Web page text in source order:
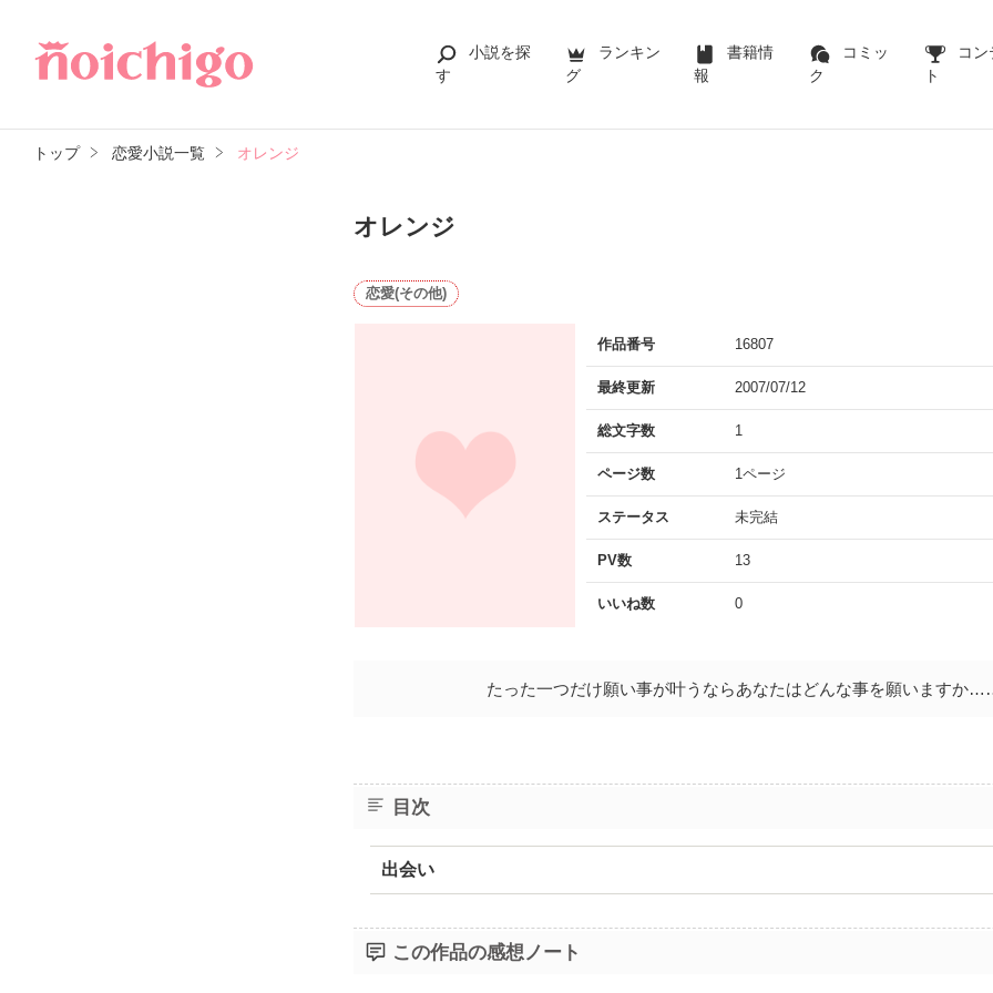
小説を探
す
ランキン
グ
書籍情
報
コミッ
ク
コ
ト
トップ 恋愛小説一覧 オレンジ
オレンジ
恋愛(その他)
作品番号 16807
最終更新 2007/07/12
総文字数 1
ページ数 1ページ
ステータス 未完結
PV数 13
いいね数 0
たった一つだけ願い事が叶うならあなたはどんな事を願いますか
目次
出会い
この作品の感想ノート